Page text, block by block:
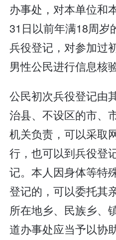
办事处，对本单位和
31日以前年满18周岁
兵役登记，对参加过
男性公民进行信息核
公民初次兵役登记由
治县、不设区的市、
机关负责，可以采取
行，也可以到兵役登
记。本人因身体等特
登记的，可以委托其
所在地乡、民族乡、
道办事处应当予以协助